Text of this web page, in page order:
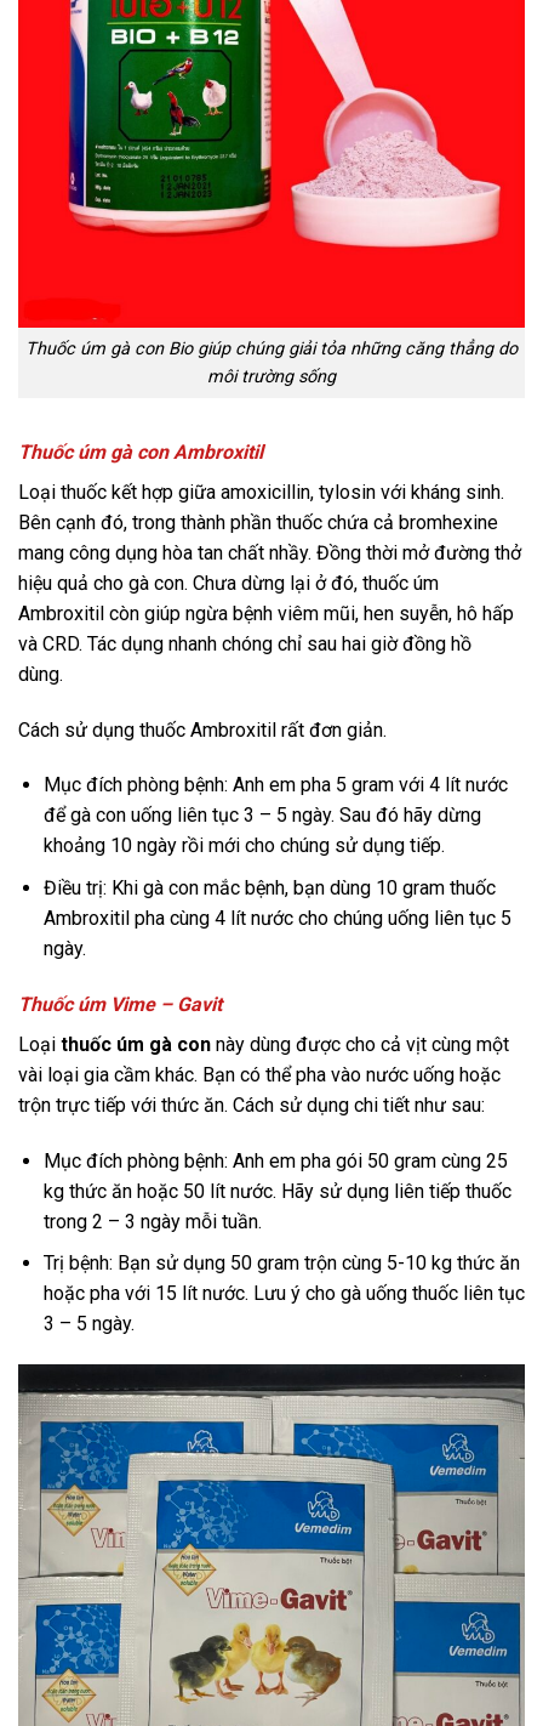
Thuốc úm gà con Bio giúp chúng giải tỏa những căng thẳng do
môi trường sống
Thuốc úm gà con Ambroxitil
Loại thuốc kết hợp giữa amoxicillin, tylosin với kháng sinh.
Bên cạnh đó, trong thành phần thuốc chứa cả bromhexine
mang công dụng hòa tan chất nhầy. Đồng thời mở đường thở
hiệu quả cho gà con. Chưa dừng lại ở đó, thuốc úm
Ambroxitil còn giúp ngừa bệnh viêm mũi, hen suyễn, hô hấp
và CRD. Tác dụng nhanh chóng chỉ sau hai giờ đồng hồ
dùng.
Cách sử dụng thuốc Ambroxitil rất đơn giản.
Mục đích phòng bệnh: Anh em pha 5 gram với 4 lít nước
để gà con uống liên tục 3 – 5 ngày. Sau đó hãy dừng
khoảng 10 ngày rồi mới cho chúng sử dụng tiếp.
Điều trị: Khi gà con mắc bệnh, bạn dùng 10 gram thuốc
Ambroxitil pha cùng 4 lít nước cho chúng uống liên tục 5
ngày.
Thuốc úm Vime – Gavit
Loại thuốc úm gà con này dùng được cho cả vịt cùng một
vài loại gia cầm khác. Bạn có thể pha vào nước uống hoặc
trộn trực tiếp với thức ăn. Cách sử dụng chi tiết như sau:
Mục đích phòng bệnh: Anh em pha gói 50 gram cùng 25
kg thức ăn hoặc 50 lít nước. Hãy sử dụng liên tiếp thuốc
trong 2 – 3 ngày mỗi tuần.
Trị bệnh: Bạn sử dụng 50 gram trộn cùng 5-10 kg thức ăn
hoặc pha với 15 lít nước. Lưu ý cho gà uống thuốc liên tục
3 – 5 ngày.